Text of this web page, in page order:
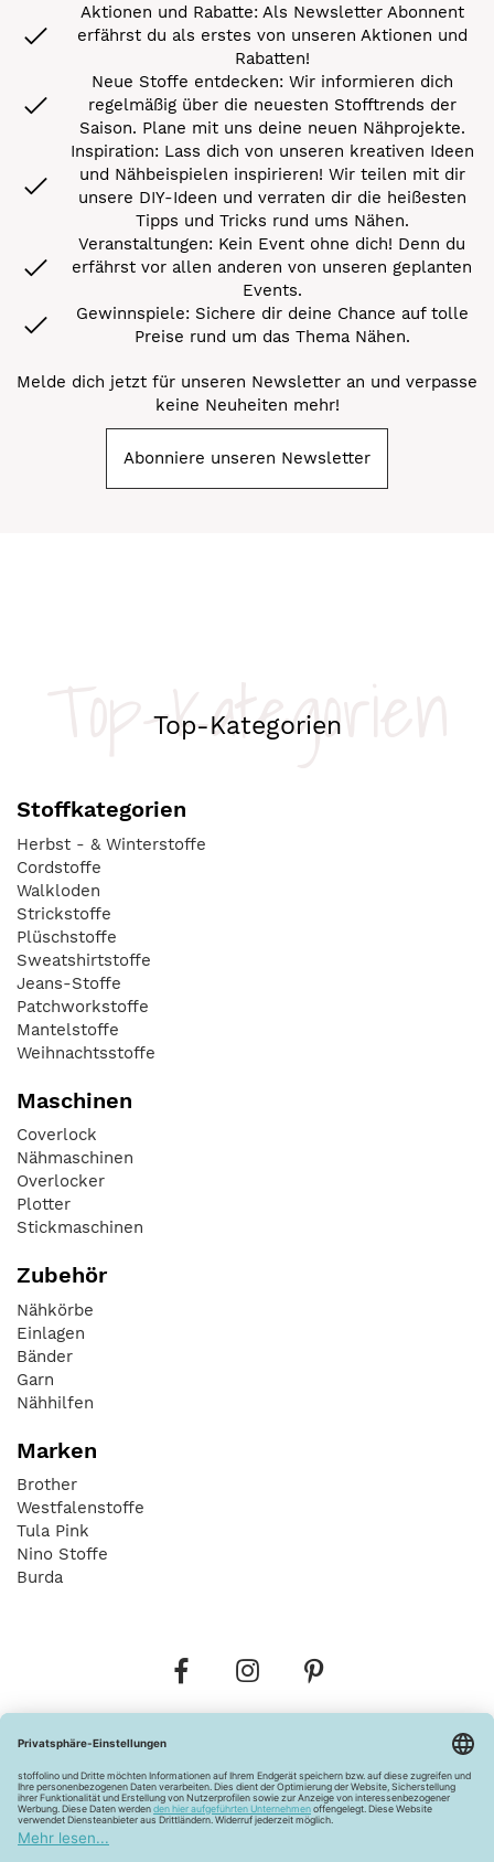
Aktionen und Rabatte: Als Newsletter Abonnent
erfährst du als erstes von unseren Aktionen und
Rabatten!
Neue Stoffe entdecken: Wir informieren dich
regelmäßig über die neuesten Stofftrends der
Saison. Plane mit uns deine neuen Nähprojekte.
Inspiration: Lass dich von unseren kreativen Ideen
und Nähbeispielen inspirieren! Wir teilen mit dir
unsere DIY-Ideen und verraten dir die heißesten
Tipps und Tricks rund ums Nähen.
Veranstaltungen: Kein Event ohne dich! Denn du
erfährst vor allen anderen von unseren geplanten
Events.
Gewinnspiele: Sichere dir deine Chance auf tolle
Preise rund um das Thema Nähen.
Melde dich jetzt für unseren Newsletter an und verpasse
keine Neuheiten mehr!
Abonniere unseren Newsletter
Top-Kategorien
Top-Kategorien
Stoffkategorien
Herbst - & Winterstoffe
Cordstoffe
Walkloden
Strickstoffe
Plüschstoffe
Sweatshirtstoffe
Jeans-Stoffe
Patchworkstoffe
Mantelstoffe
Weihnachtsstoffe
Maschinen
Coverlock
Nähmaschinen
Overlocker
Plotter
Stickmaschinen
Zubehör
Nähkörbe
Einlagen
Bänder
Garn
Nähhilfen
Marken
Brother
Westfalenstoffe
Tula Pink
Nino Stoffe
Burda
Widerrufsbelehrung Vertrag widerrufen
Barrierefreiheitserklärung